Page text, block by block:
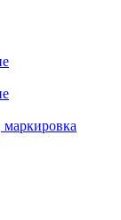
маркировка